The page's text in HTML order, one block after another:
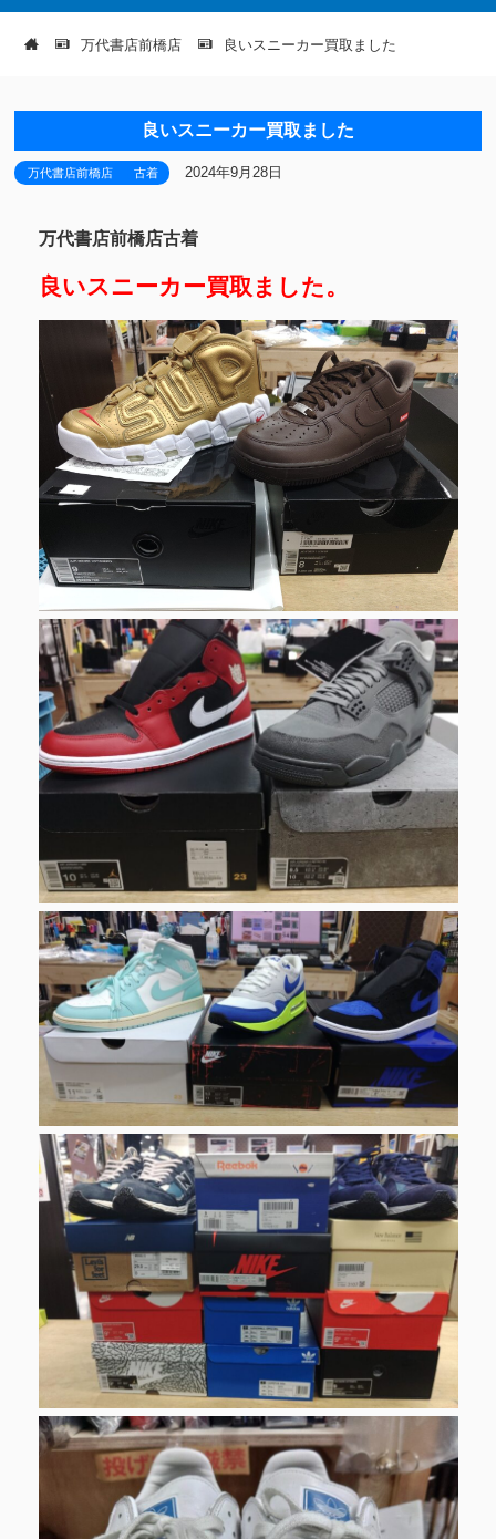
万代書店前橋店 良いスニーカー買取ました
良いスニーカー買取ました
万代書店前橋店 古着 2024年9月28日
万代書店前橋店古着
良いスニーカー買取ました。